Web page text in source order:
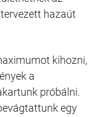
hazaút
kihozni,
a
próbálni.
egy